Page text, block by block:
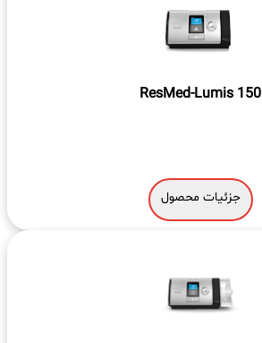
ResMed-Lumis 150
جزئیات محصول